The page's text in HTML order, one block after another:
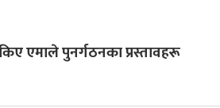
एमाले पुनर्गठनका प्रस्तावहरू